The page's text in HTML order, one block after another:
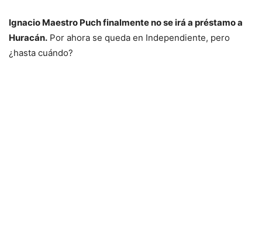
Ignacio Maestro Puch finalmente no se irá a préstamo a
Huracán. Por ahora se queda en Independiente, pero
¿hasta cuándo?